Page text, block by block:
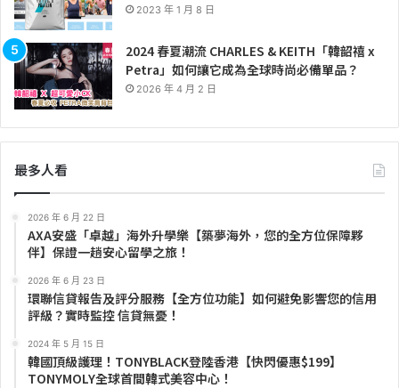
2023 年 1 月 8 日
2024 春夏潮流 CHARLES & KEITH「韓韶禧 x
Petra」如何讓它成為全球時尚必備單品？
2026 年 4 月 2 日
最多人看
2026 年 6 月 22 日
AXA安盛「卓越」海外升學樂【築夢海外，您的全方位保障夥
伴】保證一趟安心留學之旅！
2026 年 6 月 23 日
環聯信貸報告及評分服務【全方位功能】如何避免影響您的信用
評級？實時監控 信貸無憂！
2024 年 5 月 15 日
韓國頂級護理！TONYBLACK登陸香港【快閃優惠$199】
TONYMOLY全球首間韓式美容中心！